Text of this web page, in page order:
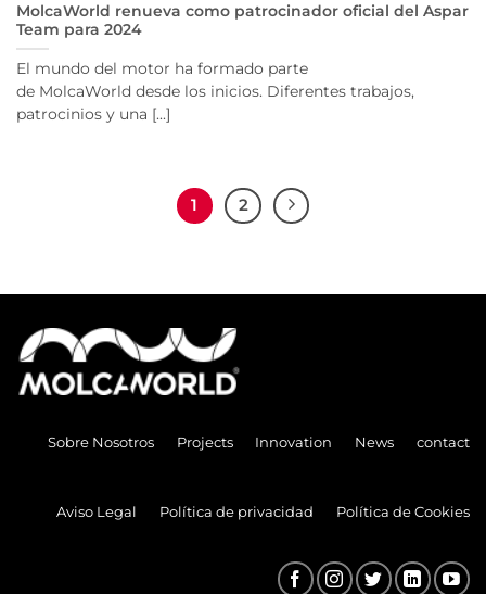
MolcaWorld renueva como patrocinador oficial del Aspar
Team para 2024
El mundo del motor ha formado parte
de MolcaWorld desde los inicios. Diferentes trabajos,
patrocinios y una [...]
1 2
contact
News
Innovation
Projects
Sobre Nosotros
Política de Cookies
Política de privacidad
Aviso Legal